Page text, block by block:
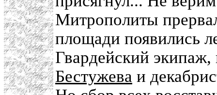
Митрополиты
площади появились
Гвардейский
Бестужева и